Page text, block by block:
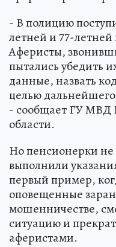
- В полицию
летней и 77-
Аферисты,
пытались убедить
данные, назвать
целью
- сообщает ГУ МВД
области.
Но пенсионерки не
выполнили
первый пример,
оповещенные
мошенничестве,
ситуацию и
аферистами.